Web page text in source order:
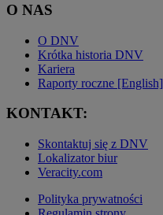
O NAS
O DNV
Krótka historia DNV
Kariera
Raporty roczne [English]
KONTAKT:
Skontaktuj się z DNV
Lokalizator biur
Veracity.com
Polityka prywatności